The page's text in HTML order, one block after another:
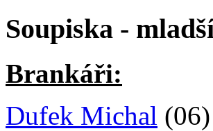
Soupiska -
Brankáři:
Dufek Michal (06)